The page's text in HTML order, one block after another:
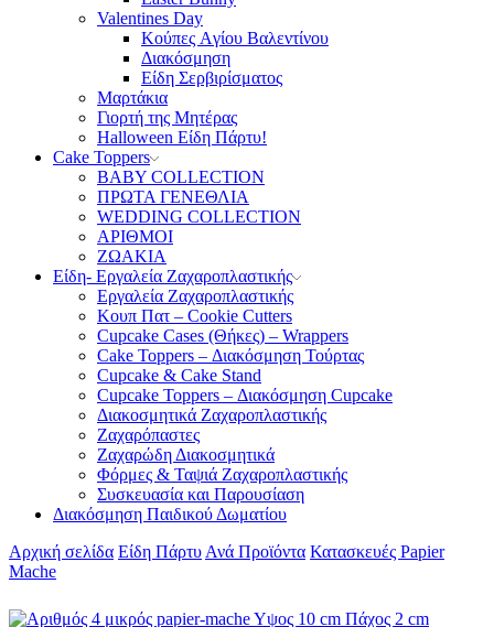
Valentines Day
Κούπες Aγίου Βαλεντίνου
Διακόσμηση
Είδη Σερβιρίσματος
Μαρτάκια
Γιορτή της Μητέρας
Halloween Είδη Πάρτυ!
Cake Toppers
BABY COLLECTION
ΠΡΩΤΑ ΓΕΝΕΘΛΙΑ
WEDDING COLLECTION
ΑΡΙΘΜΟΙ
ΖΩΑΚΙΑ
Είδη- Εργαλεία Ζαχαροπλαστικής
Εργαλεία Ζαχαροπλαστικής
Κουπ Πατ – Cookie Cutters
Cupcake Cases (Θήκες) – Wrappers
Cake Toppers – Διακόσμηση Τούρτας
Cupcake & Cake Stand
Cupcake Toppers – Διακόσμηση Cupcake
Διακοσμητικά Ζαχαροπλαστικής
Ζαχαρόπαστες
Ζαχαρώδη Διακοσμητικά
Φόρμες & Ταψιά Ζαχαροπλαστικής
Συσκευασία και Παρουσίαση
Διακόσμηση Παιδικού Δωματίου
Αρχική σελίδα Είδη Πάρτυ Ανά Προϊόντα Κατασκευές Papier
Mache